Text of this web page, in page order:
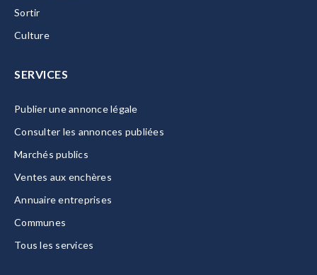
Sortir
Culture
SERVICES
Publier une annonce légale
Consulter les annonces publiées
Marchés publics
Ventes aux enchères
Annuaire entreprises
Communes
Tous les services